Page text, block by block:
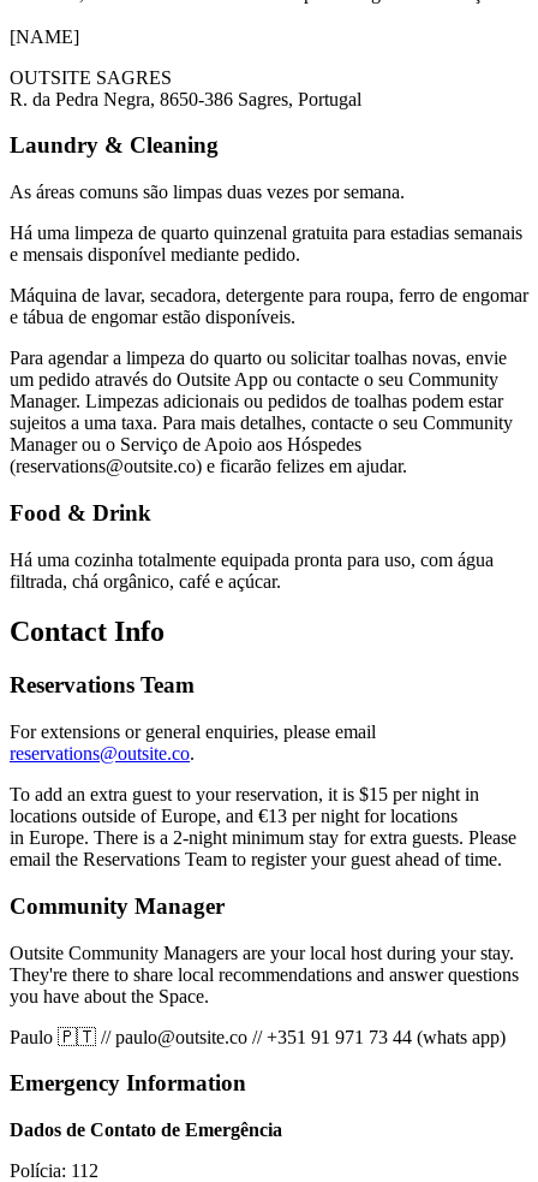
[NAME]
OUTSITE SAGRES
R. da Pedra Negra, 8650-386 Sagres, Portugal
Laundry & Cleaning
As áreas comuns são limpas duas vezes por semana.
Há uma limpeza de quarto quinzenal gratuita para estadias semanais
e mensais disponível mediante pedido.
Máquina de lavar, secadora, detergente para roupa, ferro de engomar
e tábua de engomar estão disponíveis.
Para agendar a limpeza do quarto ou solicitar toalhas novas, envie
um pedido através do Outsite App ou contacte o seu Community
Manager. Limpezas adicionais ou pedidos de toalhas podem estar
sujeitos a uma taxa. Para mais detalhes, contacte o seu Community
Manager ou o Serviço de Apoio aos Hóspedes
(reservations@outsite.co) e ficarão felizes em ajudar.
Food & Drink
Há uma cozinha totalmente equipada pronta para uso, com água
filtrada, chá orgânico, café e açúcar.
Contact Info
Reservations Team
For extensions or general enquiries, please email
reservations@outsite.co.
To add an extra guest to your reservation, it is $15 per night in
locations outside of Europe, and €13 per night for locations
in Europe. There is a 2-night minimum stay for extra guests. Please
email the Reservations Team to register your guest ahead of time.
Community Manager
Outsite Community Managers are your local host during your stay.
They're there to share local recommendations and answer questions
you have about the Space.
Paulo 🇵🇹 //paulo@outsite.co //+351 91 971 73 44 (whats app)
Emergency Information
Dados de Contato de Emergência
Polícia: 112